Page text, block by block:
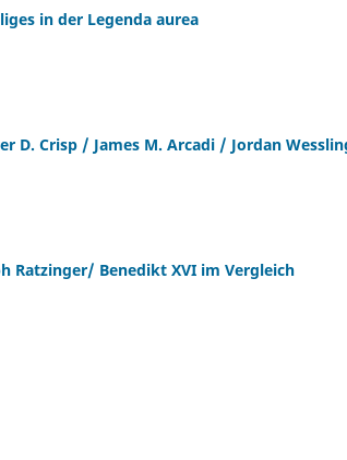
in der Legenda aurea
D. Crisp / James M. Arcadi / Jordan
Ratzinger/ Benedikt XVI im Vergleich